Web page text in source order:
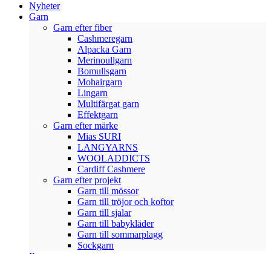
Nyheter
Garn
Garn efter fiber
Cashmeregarn
Alpacka Garn
Merinoullgarn
Bomullsgarn
Mohairgarn
Lingarn
Multifärgat garn
Effektgarn
Garn efter märke
Mias SURI
LANGYARNS
WOOLADDICTS
Cardiff Cashmere
Garn efter projekt
Garn till mössor
Garn till tröjor och koftor
Garn till sjalar
Garn till babykläder
Garn till sommarplagg
Sockgarn